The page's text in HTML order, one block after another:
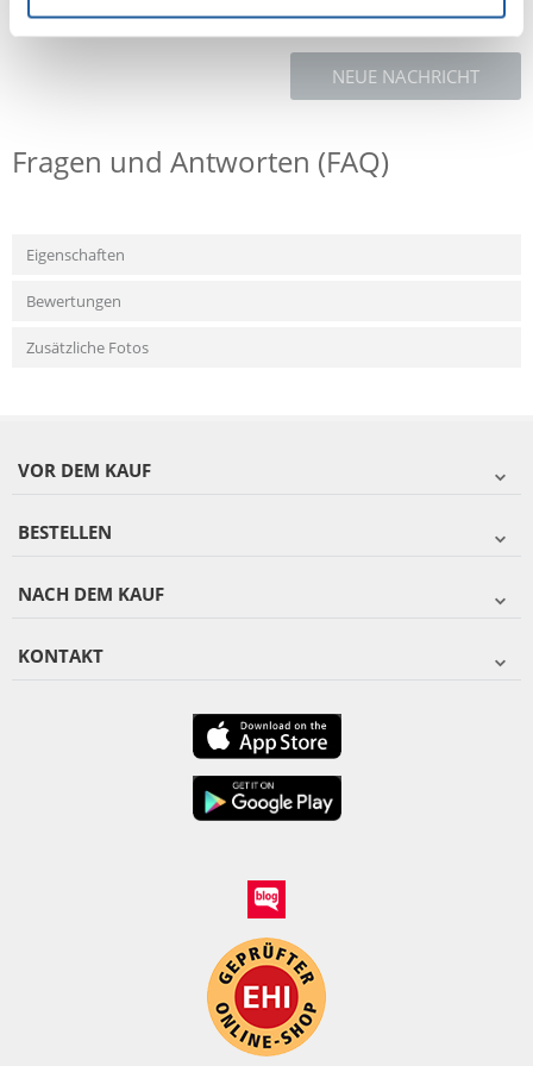
NEUE NACHRICHT
Fragen und Antworten (FAQ)
Eigenschaften
Bewertungen
Zusätzliche Fotos
VOR DEM KAUF
BESTELLEN
NACH DEM KAUF
KONTAKT